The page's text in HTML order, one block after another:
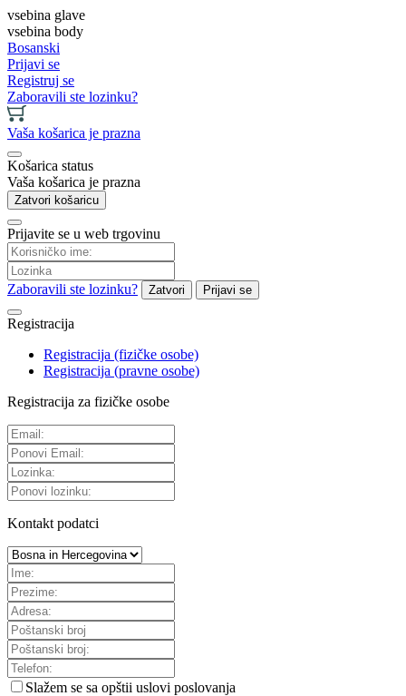
vsebina glave
vsebina body
Bosanski
Prijavi se
Registruj se
Zaboravili ste lozinku?
Vaša košarica je prazna
Košarica status
Vaša košarica je prazna
Zatvori košaricu
Prijavite se u web trgovinu
Zaboravili ste lozinku? Zatvori Prijavi se
Registracija
Registracija (fizičke osobe)
Registracija (pravne osobe)
Registracija za fizičke osobe
Kontakt podatci
Slažem se sa opštii uslovi poslovanja